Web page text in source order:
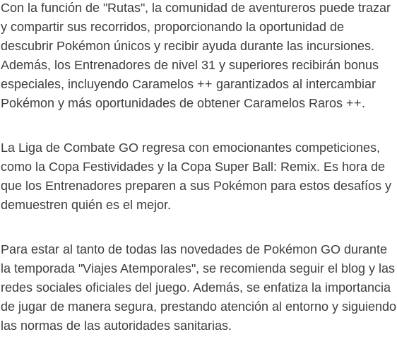
Con la función de "Rutas", la comunidad de aventureros puede trazar
y compartir sus recorridos, proporcionando la oportunidad de
descubrir Pokémon únicos y recibir ayuda durante las incursiones.
Además, los Entrenadores de nivel 31 y superiores recibirán bonus
especiales, incluyendo Caramelos ++ garantizados al intercambiar
Pokémon y más oportunidades de obtener Caramelos Raros ++.
La Liga de Combate GO regresa con emocionantes competiciones,
como la Copa Festividades y la Copa Super Ball: Remix. Es hora de
que los Entrenadores preparen a sus Pokémon para estos desafíos y
demuestren quién es el mejor.
Para estar al tanto de todas las novedades de Pokémon GO durante
la temporada "Viajes Atemporales", se recomienda seguir el blog y las
redes sociales oficiales del juego. Además, se enfatiza la importancia
de jugar de manera segura, prestando atención al entorno y siguiendo
las normas de las autoridades sanitarias.